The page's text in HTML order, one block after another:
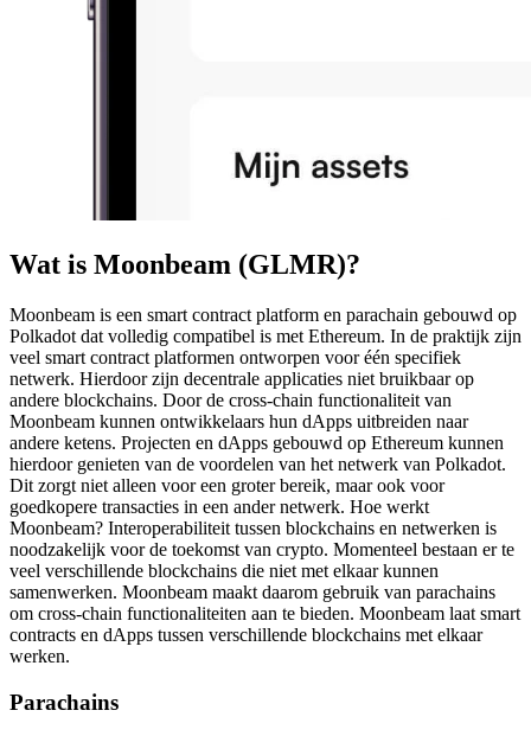
Wat is Moonbeam (GLMR)?
Moonbeam is een smart contract platform en parachain gebouwd op
Polkadot dat volledig compatibel is met Ethereum. In de praktijk zijn
veel smart contract platformen ontworpen voor één specifiek
netwerk. Hierdoor zijn decentrale applicaties niet bruikbaar op
andere blockchains. Door de cross-chain functionaliteit van
Moonbeam kunnen ontwikkelaars hun dApps uitbreiden naar
andere ketens. Projecten en dApps gebouwd op Ethereum kunnen
hierdoor genieten van de voordelen van het netwerk van Polkadot.
Dit zorgt niet alleen voor een groter bereik, maar ook voor
goedkopere transacties in een ander netwerk. Hoe werkt
Moonbeam? Interoperabiliteit tussen blockchains en netwerken is
noodzakelijk voor de toekomst van crypto. Momenteel bestaan er te
veel verschillende blockchains die niet met elkaar kunnen
samenwerken. Moonbeam maakt daarom gebruik van parachains
om cross-chain functionaliteiten aan te bieden. Moonbeam laat smart
contracts en dApps tussen verschillende blockchains met elkaar
werken.
Parachains